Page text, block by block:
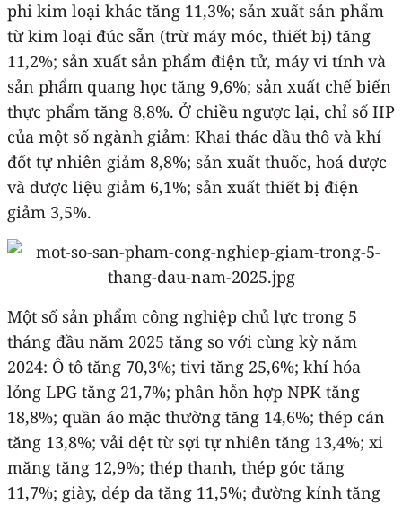
phi kim loại khác tăng 11,3%; sản xuất sản phẩm
từ kim loại đúc sẵn (trừ máy móc, thiết bị) tăng
11,2%; sản xuất sản phẩm điện tử, máy vi tính và
sản phẩm quang học tăng 9,6%; sản xuất chế biến
thực phẩm tăng 8,8%. Ở chiều ngược lại, chỉ số IIP
của một số ngành giảm: Khai thác dầu thô và khí
đốt tự nhiên giảm 8,8%; sản xuất thuốc, hoá dược
và dược liệu giảm 6,1%; sản xuất thiết bị điện
giảm 3,5%.
Một số sản phẩm công nghiệp chủ lực trong 5
tháng đầu năm 2025 tăng so với cùng kỳ năm
2024: Ô tô tăng 70,3%; tivi tăng 25,6%; khí hóa
lỏng LPG tăng 21,7%; phân hỗn hợp NPK tăng
18,8%; quần áo mặc thường tăng 14,6%; thép cán
tăng 13,8%; vải dệt từ sợi tự nhiên tăng 13,4%; xi
măng tăng 12,9%; thép thanh, thép góc tăng
11,7%; giày, dép da tăng 11,5%; đường kính tăng